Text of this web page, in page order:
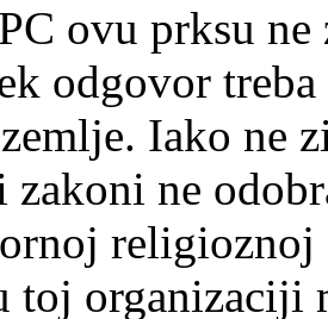
ovu prksu
odgovor
Iako ne
zakoni ne
toj organizaciji